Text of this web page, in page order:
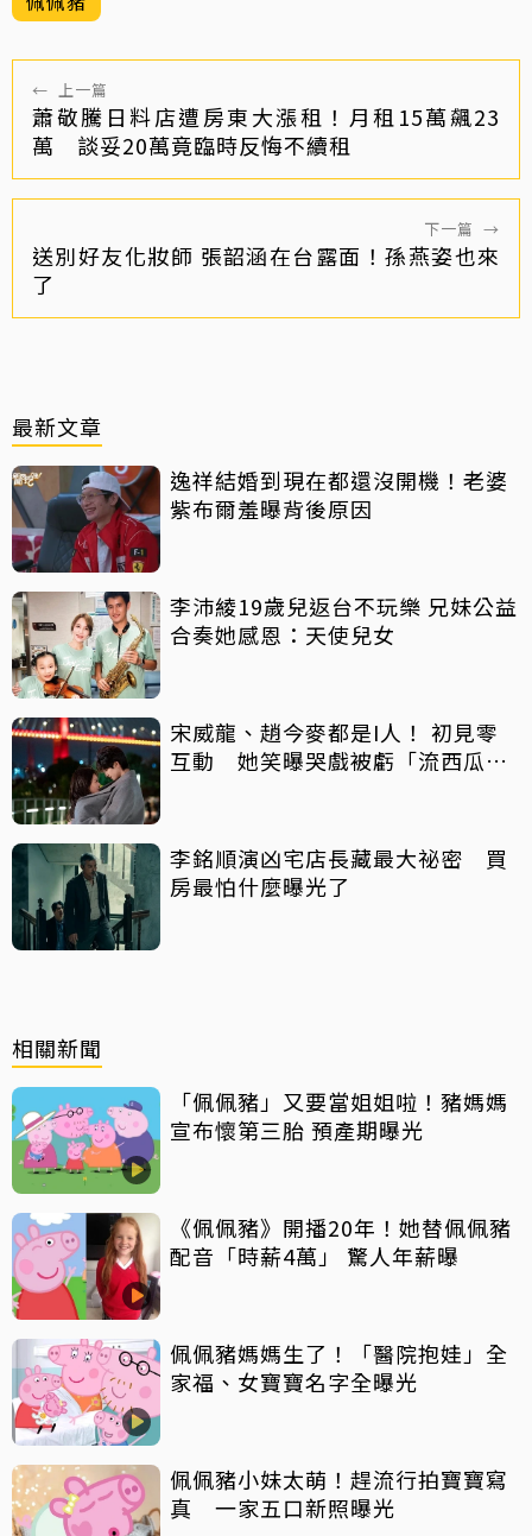
← 上一篇
蕭敬騰日料店遭房東大漲租！月租15萬飆23
萬 談妥20萬竟臨時反悔不續租
下一篇 →
送別好友化妝師 張韶涵在台露面！孫燕姿也來
了
最新文章
逸祥結婚到現在都還沒開機！老婆
紫布爾羞曝背後原因
李沛綾19歲兒返台不玩樂 兄妹公益
合奏她感恩：天使兒女
宋威龍、趙今麥都是I人！ 初見零
互動 她笑曝哭戲被虧「流西瓜
李銘順演凶宅店長藏最大祕密 買
房最怕什麼曝光了
相關新聞
「佩佩豬」又要當姐姐啦！豬媽媽
宣布懷第三胎 預產期曝光
《佩佩豬》開播20年！她替佩佩豬
配音「時薪4萬」 驚人年薪曝
佩佩豬媽媽生了！「醫院抱娃」全
家福、女寶寶名字全曝光
佩佩豬小妹太萌！趕流行拍寶寶寫
真 一家五口新照曝光